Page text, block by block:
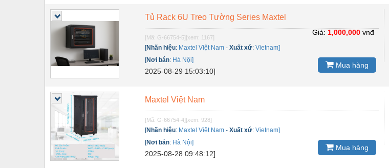
Nước-Vật tư thiết bị
Phốt cơ khí
Sắt, thép, inox các loại
Thí nghiệm-Trang thiết bị
Thiết bị chiếu sáng
Thiết bị chống sét
Thiết bị an ninh
Thiết bị công nghiệp
Tủ Rack 6U Treo Tường Series Maxtel
[Mã: G-66754-5][xem: 1167]
[Nhãn hiệu: Maxtel Việt Nam -Xuất xứ:Vietnam]
[Nơi bán: Hà Nội]
2025-08-29 15:03:10]
Giá: 1,000,000vnđ
Mua hàng
Maxtel Việt Nam
[Mã: G-66754-4][xem: 928]
[Nhãn hiệu: Maxtel Việt Nam -Xuất xứ:Vietnam]
[Nơi bán: Hà Nội]
2025-08-28 09:48:12]
Mua hàng